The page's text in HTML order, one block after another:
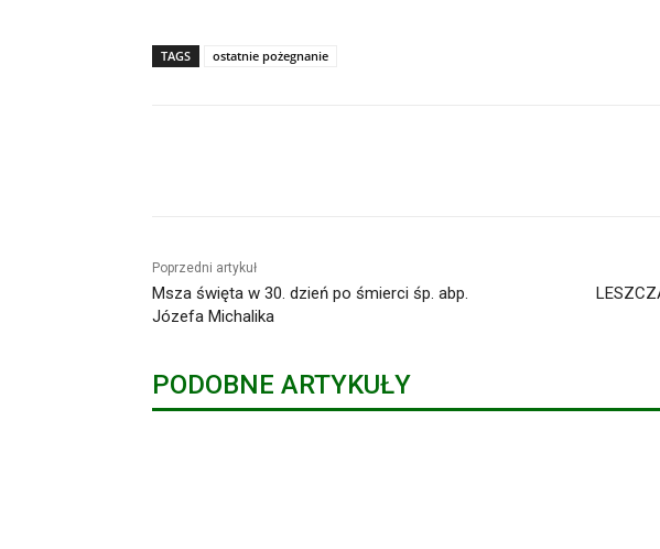
TAGS ostatnie pożegnanie
Poprzedni artykuł
Msza święta w 30. dzień po śmierci śp. abp.
Józefa Michalika
PODOBNE ARTYKUŁY